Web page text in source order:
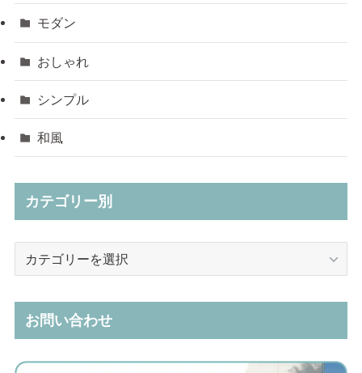
モダン
おしゃれ
シンプル
和風
カテゴリー別
お問い合わせ